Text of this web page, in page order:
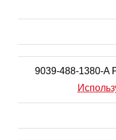
9039-488-1380-A